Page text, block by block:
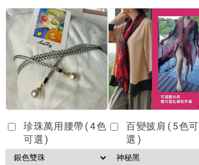
珍珠萬用腰帶(4色
可選)
百變披肩(5色可
選)